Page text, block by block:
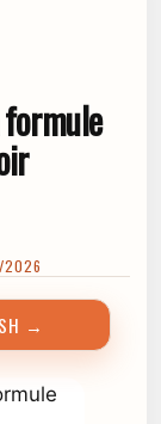
formule
2026
→